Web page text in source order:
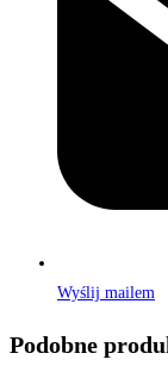
Wyślij mailem
Podobne